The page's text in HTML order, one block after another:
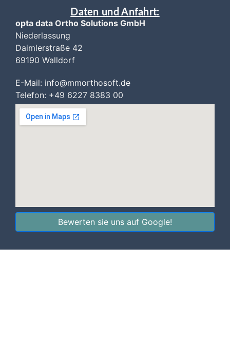
Daten und Anfahrt:
opta data Ortho Solutions GmbH
Niederlassung
Daimlerstraße 42
69190 Walldorf
E-Mail: info@mmorthosoft.de
Telefon: +49 6227 8383 00
Bewerten sie uns auf Google!